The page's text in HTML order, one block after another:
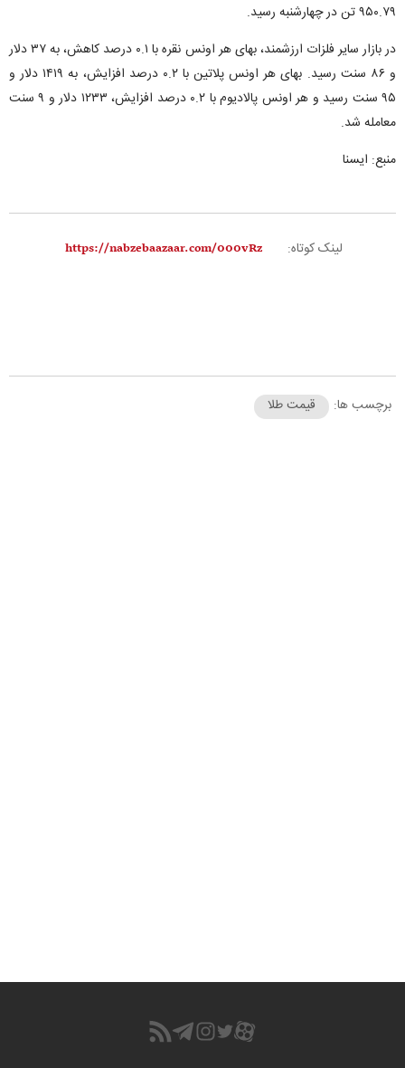
۹۵۰.۷۹ تن در چهارشنبه رسید.
در بازار سایر فلزات ارزشمند، بهای هر اونس نقره با ۰.۱ درصد کاهش، به ۳۷ دلار
و ۸۶ سنت رسید. بهای هر اونس پلاتین با ۰.۲ درصد افزایش، به ۱۴۱۹ دلار و
۹۵ سنت رسید و هر اونس پالادیوم با ۰.۲ درصد افزایش، ۱۲۳۳ دلار و ۹ سنت
معامله شد.
منبع: ایسنا
لینک کوتاه:
برچسب ها: قیمت طلا